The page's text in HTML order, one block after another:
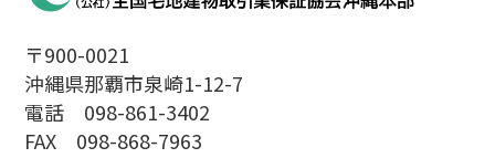
〒900-0021
沖縄県那覇市泉崎1-12-7
電話 098-861-3402
FAX 098-868-7963